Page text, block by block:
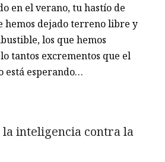
en el verano, tu hastío de
hemos dejado terreno libre y
los que hemos
tantos excrementos que el
está esperando…
inteligencia contra la